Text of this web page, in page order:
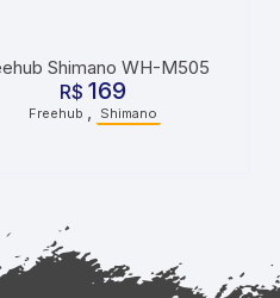
Shimano WH-M505
R$ 169
Freehub , Shimano